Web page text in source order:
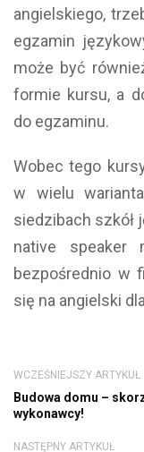
angielskiego,
egzamin
może być
formie kursu, a
do egzaminu.
Wobec tego
w wielu
siedzibach szkół
native speaker
bezpośrednio w
się na angielski
WCZEŚNIEJSZY ARTYKUŁ
Budowa domu –
wykonawcy!
NASTĘPNY ARTYKUŁ